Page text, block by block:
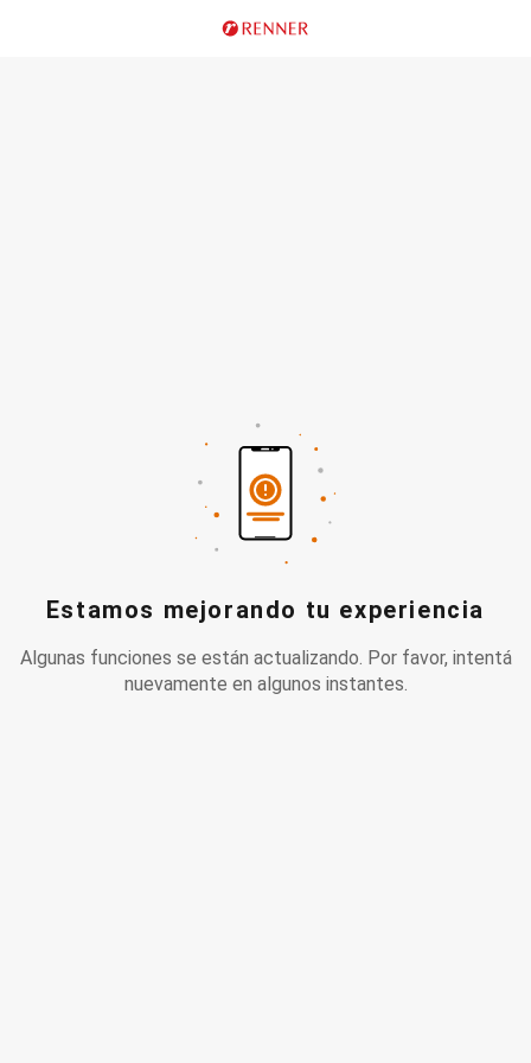
Estamos mejorando tu experiencia
Algunas funciones se están actualizando. Por favor, intentá
nuevamente en algunos instantes.